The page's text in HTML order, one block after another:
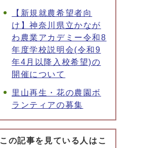
【新規就農希望者向
け】神奈川県立かなが
わ農業アカデミー令和8
年度学校説明会(令和9
年4月以降入校希望)の
開催について
里山再生・花の農園ボ
ランティアの募集
この記事を見ている人はこ